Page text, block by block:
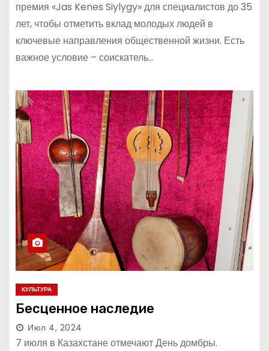
премия «Jas Kenes Siylygy» для специалистов до 35
лет, чтобы отметить вклад молодых людей в
ключевые направления общественной жизни. Есть
важное условие – соискатель…
КУЛЬТУРА
Бесценное наследие
Июл 4, 2024
7 июля в Казахстане отмечают День домбры.